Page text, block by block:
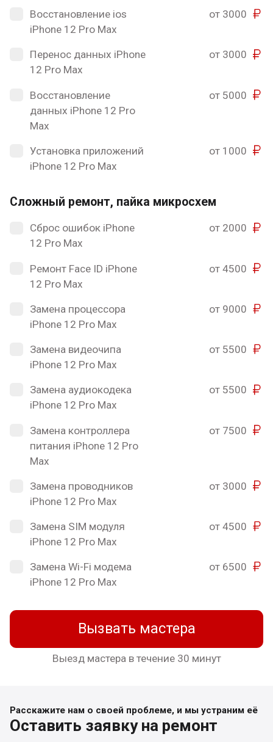
Восстановление ios
iPhone 12 Pro Max
от 3000
Перенос данных iPhone
12 Pro Max
от 3000
Восстановление
данных iPhone 12 Pro
Max
от 5000
Установка приложений
iPhone 12 Pro Max
от 1000
Сложный ремонт, пайка микросхем
Сброс ошибок iPhone
12 Pro Max
от 2000
Ремонт Face ID iPhone
12 Pro Max
от 4500
Замена процессора
iPhone 12 Pro Max
от 9000
Замена видеочипа
iPhone 12 Pro Max
от 5500
Замена аудиокодека
iPhone 12 Pro Max
от 5500
Замена контроллера
питания iPhone 12 Pro
Max
от 7500
Замена проводников
iPhone 12 Pro Max
от 3000
Замена SIM модуля
iPhone 12 Pro Max
от 4500
Замена Wi-Fi модема
iPhone 12 Pro Max
от 6500
Вызвать мастера
Выезд мастера в течение 30 минут
Расскажите нам о своей проблеме, и мы устраним её
Оставить заявку на ремонт